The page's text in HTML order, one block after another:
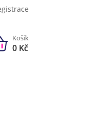
Košík
0 Kč